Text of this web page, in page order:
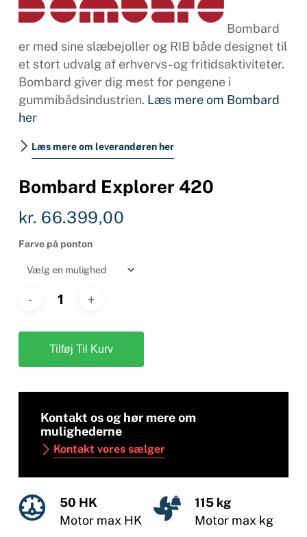
Bombard
er med sine slæbejoller og RIB både designet til
et stort udvalg af erhvervs- og fritidsaktiviteter.
Bombard giver dig mest for pengene i
gummibådsindustrien. Læs mere om Bombard
her
Læs mere om leverandøren her
Bombard Explorer 420
kr. 66.399,00
Farve på ponton
Tilføj Til Kurv
Kontakt os og hør mere om
mulighederne
Kontakt vores sælger
50 HK
Motor max HK
115 kg
Motor max kg